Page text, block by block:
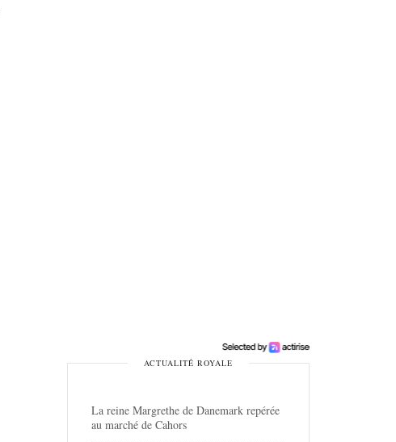
ACTUALITÉ ROYALE
La reine Margrethe de Danemark repérée
au marché de Cahors